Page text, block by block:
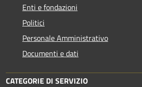
Enti e fondazioni
Politici
Personale Amministrativo
Documenti e dati
CATEGORIE DI SERVIZIO